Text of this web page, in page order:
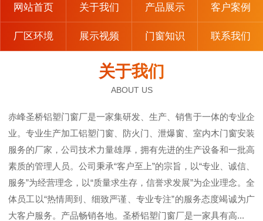
网站首页 关于我们 产品展示 客户案例
厂区环境 展示视频 门窗知识 联系我们
关于我们
ABOUT US
赤峰圣桥铝塑门窗厂是一家集研发、生产、销售于一体的专业企
业。专业生产加工铝塑门窗、防火门、泄爆窗、室内木门窗安装
服务的厂家，公司技术力量雄厚，拥有先进的生产设备和一批高
素质的管理人员。公司秉承“客户至上”的宗旨，以“专业、诚信、
服务”为经营理念，以“质量求生存，信誉求发展”为企业理念。全
体员工以“热情周到、细致严谨、专业专注”的服务态度竭诚为广
大客户服务。产品畅销各地。圣桥铝塑门窗厂是一家具有高...